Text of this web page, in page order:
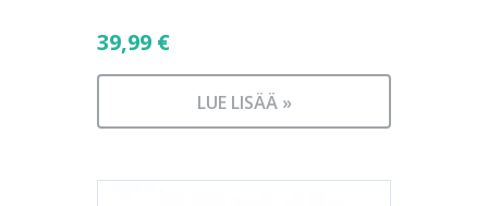
39,99 €
LUE LISÄÄ »